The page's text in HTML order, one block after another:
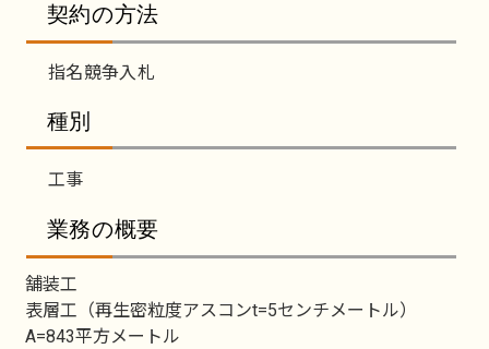
契約の方法
指名競争入札
種別
工事
業務の概要
舗装工
表層工（再生密粒度アスコンt=5センチメートル）
A=843平方メートル